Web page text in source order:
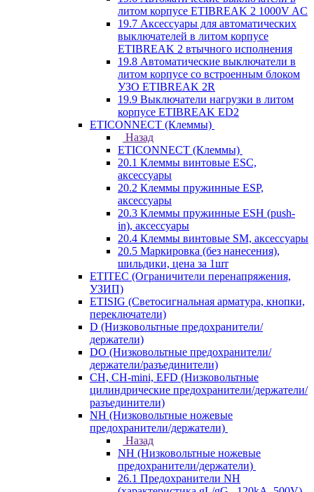
литом корпусе ETIBREAK 2 1000V AC
19.7 Аксессуары для автоматических
выключателей в литом корпусе
ETIBREAK 2 втычного исполнения
19.8 Автоматические выключатели в
литом корпусе со встроенным блоком
УЗО ETIBREAK 2R
19.9 Выключатели нагрузки в литом
корпусе ETIBREAK ED2
ETICONNECT (Клеммы)
Назад
ETICONNECT (Клеммы)
20.1 Клеммы винтовые ESC,
аксессуары
20.2 Клеммы пружинные ESP,
аксессуары
20.3 Клеммы пружинные ESH (push-
in), аксессуары
20.4 Клеммы винтовые SM, аксессуары
20.5 Маркировка (без нанесения),
шильдики, цена за 1шт
ETITEC (Ограничители перенапряжения,
УЗИП)
ETISIG (Светосигнальная арматура, кнопки,
переключатели)
D (Низковольтные предохранители/
держатели)
DO (Низковольтные предохранители/
держатели/разъединители)
CH, CH-mini, EFD (Низковольтные
цилиндрические предохранители/держатели/
разъединители)
NH (Низковольтные ножевые
предохранители/держатели)
Назад
NH (Низковольтные ножевые
предохранители/держатели)
26.1 Предохранители NH